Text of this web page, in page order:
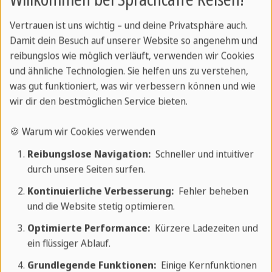
Tag 1: Anreise
Tag 2: Ausflug Weingut Concha y Toro
Tag 3: Abreise
Kombinieren Sie dieses Reisepaket mit:
San Pedro de Atacama
Puerto Varas
Leistungen
Vertrauen ist uns wichtig – und deine Privatsphäre auch.
Damit dein Besuch auf unserer Website so angenehm und
reibungslos wie möglich verläuft, verwenden wir Cookies
und ähnliche Technologien. Sie helfen uns zu verstehen,
was gut funktioniert, was wir verbessern können und wie
wir dir den bestmöglichen Service bieten.
🍪 Warum wir Cookies verwenden
Reibungslose Navigation:Schneller und intuitiver
durch unsere Seiten surfen.
Kontinuierliche Verbesserung:Fehler beheben
und die Website stetig optimieren.
Optimierte Performance:Kürzere Ladezeiten und
ein flüssiger Ablauf.
Grundlegende Funktionen:Einige Kernfunktionen